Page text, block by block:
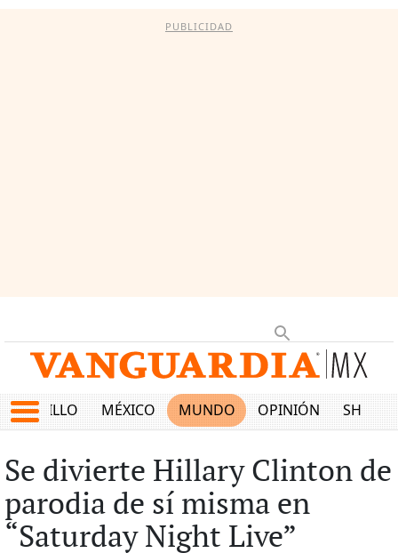
PUBLICIDAD
SALTILLO MÉXICO MUNDO OPINIÓN SHOW
Se divierte Hillary Clinton de
parodia de sí misma en
“Saturday Night Live”